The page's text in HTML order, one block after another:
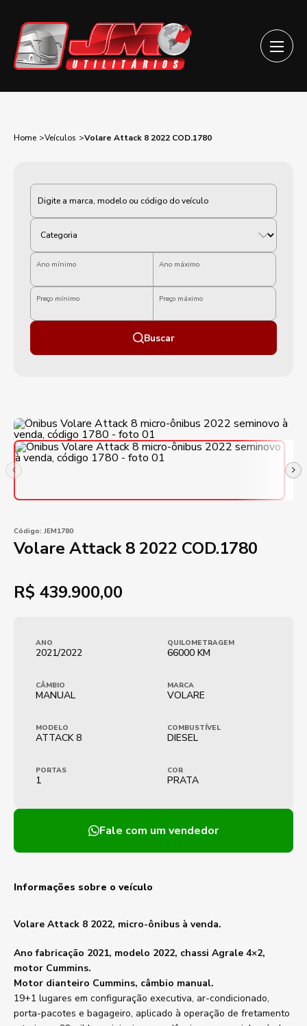
Home Veículos Volare Attack 8 2022 COD.1780
Categoria
Ano mínimo Ano máximo
Preço mínimo Preço máximo
Buscar
Código: JEM1780
Volare Attack 8 2022 COD.1780
R$ 439.900,00
ANO
2021/2022
QUILOMETRAGEM
66000 KM
CÂMBIO
MANUAL
MARCA
VOLARE
MODELO
ATTACK 8
COMBUSTÍVEL
DIESEL
PORTAS
1
COR
PRATA
Fale com um vendedor
Informações sobre o veículo
Volare Attack 8 2022, micro-ônibus à venda.
Ano fabricação 2021, modelo 2022, chassi Agrale 4×2,
motor Cummins.
Motor dianteiro Cummins, câmbio manual.
19+1 lugares em configuração executiva, ar-condicionado,
porta-pacotes e bagageiro, aplicado à operação de fretamento